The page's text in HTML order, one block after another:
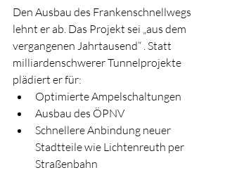
Den Ausbau des Frankenschnellwegs
lehnt er ab. Das Projekt sei „aus dem
vergangenen Jahrtausend“ . Statt
milliardenschwerer Tunnelprojekte
plädiert er für:
Optimierte Ampelschaltungen
Ausbau des ÖPNV
Schnellere Anbindung neuer
Stadtteile wie Lichtenreuth per
Straßenbahn